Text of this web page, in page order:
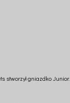
stworzył gniazdko Junior.